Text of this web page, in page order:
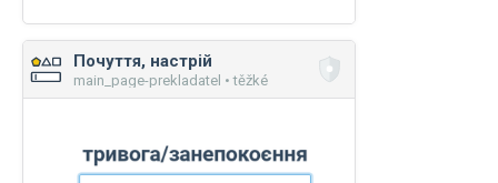
Почуття, настрій
main_page-prekladatel • těžké